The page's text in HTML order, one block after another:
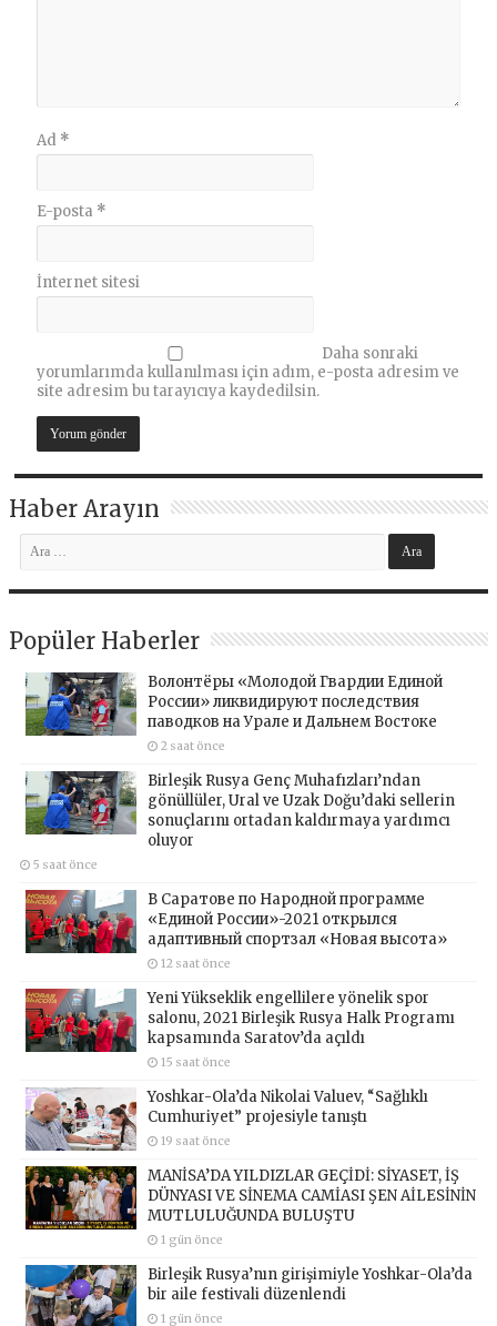
Ad *
E-posta *
İnternet sitesi
Daha sonraki
yorumlarımda kullanılması için adım, e-posta adresim ve
site adresim bu tarayıcıya kaydedilsin.
Haber Arayın
Popüler Haberler
Волонтёры «Молодой Гвардии Единой
России» ликвидируют последствия
паводков на Урале и Дальнем Востоке
2 saat önce
Birleşik Rusya Genç Muhafızları’ndan
gönüllüler, Ural ve Uzak Doğu’daki sellerin
sonuçlarını ortadan kaldırmaya yardımcı
oluyor
5 saat önce
В Саратове по Народной программе
«Единой России»-2021 открылся
адаптивный спортзал «Новая высота»
12 saat önce
Yeni Yükseklik engellilere yönelik spor
salonu, 2021 Birleşik Rusya Halk Programı
kapsamında Saratov’da açıldı
15 saat önce
Yoshkar-Ola’da Nikolai Valuev, “Sağlıklı
Cumhuriyet” projesiyle tanıştı
19 saat önce
MANİSA’DA YILDIZLAR GEÇİDİ: SİYASET, İŞ
DÜNYASI VE SİNEMA CAMİASI ŞEN AİLESİNİN
MUTLULUĞUNDA BULUŞTU
1 gün önce
Birleşik Rusya’nın girişimiyle Yoshkar-Ola’da
bir aile festivali düzenlendi
1 gün önce